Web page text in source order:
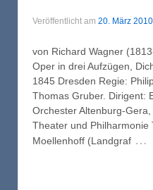
Veröffentlicht am 20. März 2010
von Richard Wagner
Oper in drei Aufzügen,
1845 Dresden Regie:
Thomas Gruber. Dirigent:
Orchester Altenburg-
Theater und Philharmonie
Moellenhoff (Landgraf …